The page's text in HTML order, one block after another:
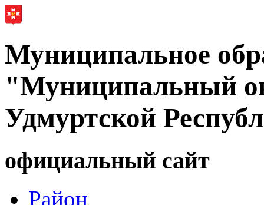
Муниципальное
"Муниципальный
Удмуртской
официальный сайт
Район